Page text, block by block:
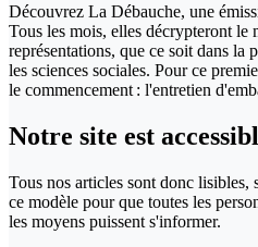
Découvrez La Débauche, une
Tous les mois, elles décrypteront le
représentations, que ce soit dans la
les sciences sociales. Pour ce
le commencement : l'entretien
Notre site est
Tous nos articles sont donc lisibles,
ce modèle pour que toutes les
les moyens puissent s'informer.